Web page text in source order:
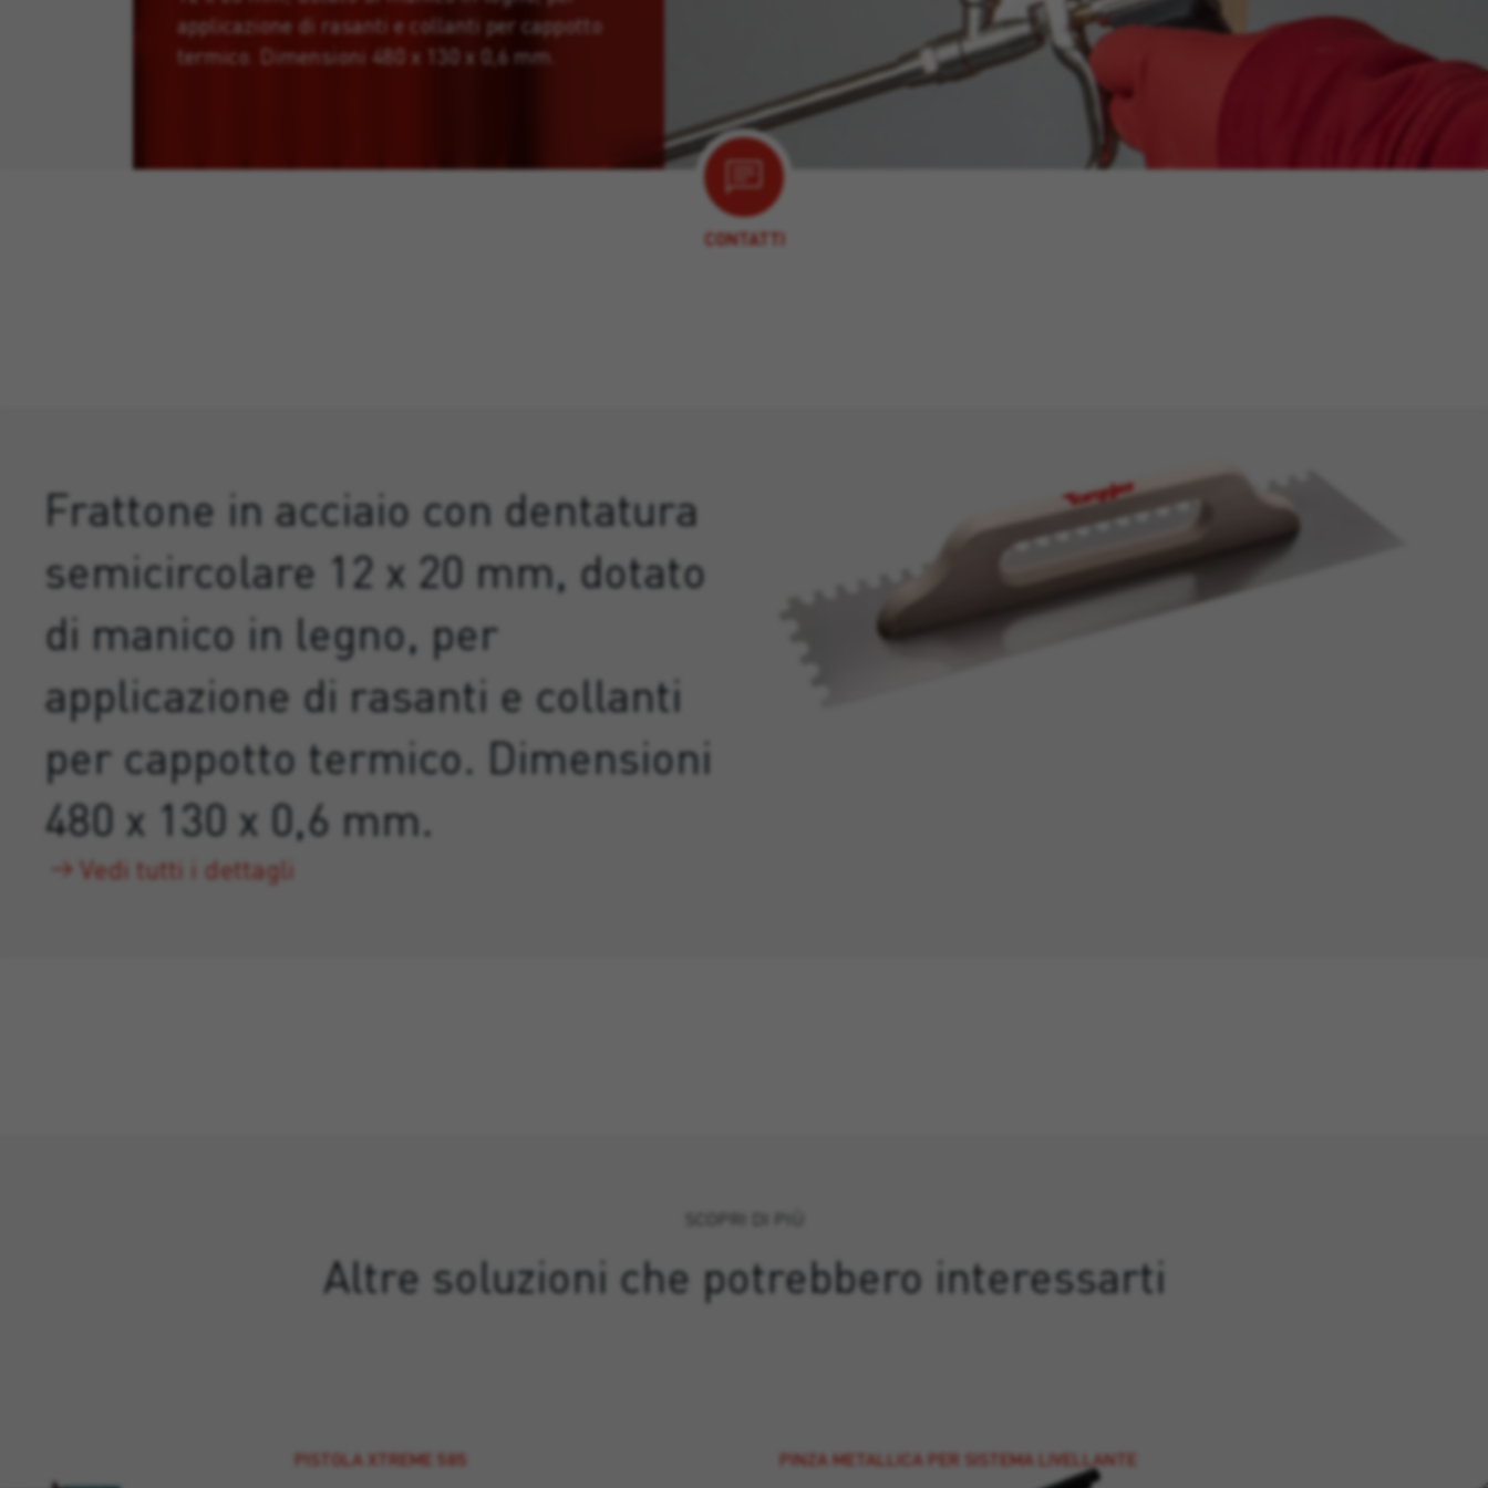
applicazione di rasanti e collanti per cappotto
termico. Dimensioni 480 x 130 x 0,6 mm.
CONTATTI
Frattone in acciaio con dentatura
semicircolare 12 x 20 mm, dotato
di manico in legno, per
applicazione di rasanti e collanti
per cappotto termico. Dimensioni
480 x 130 x 0,6 mm.
Vedi tutti i dettagli
Altre soluzioni che potrebbero interessarti
PISTOLA XTREME 585 PINZA METALLICA PER SISTEMA LIVELLANTE